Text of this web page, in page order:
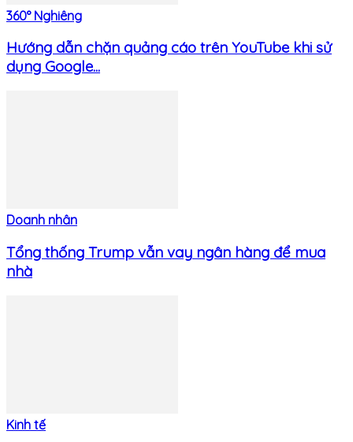
360° Nghiêng
Hướng dẫn chặn quảng cáo trên YouTube khi sử
dụng Google...
Doanh nhân
Tổng thống Trump vẫn vay ngân hàng để mua
nhà
Kinh tế